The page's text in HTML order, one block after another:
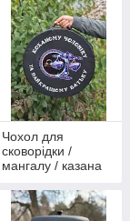
Чохол для
сковорідки /
мангалу / казана